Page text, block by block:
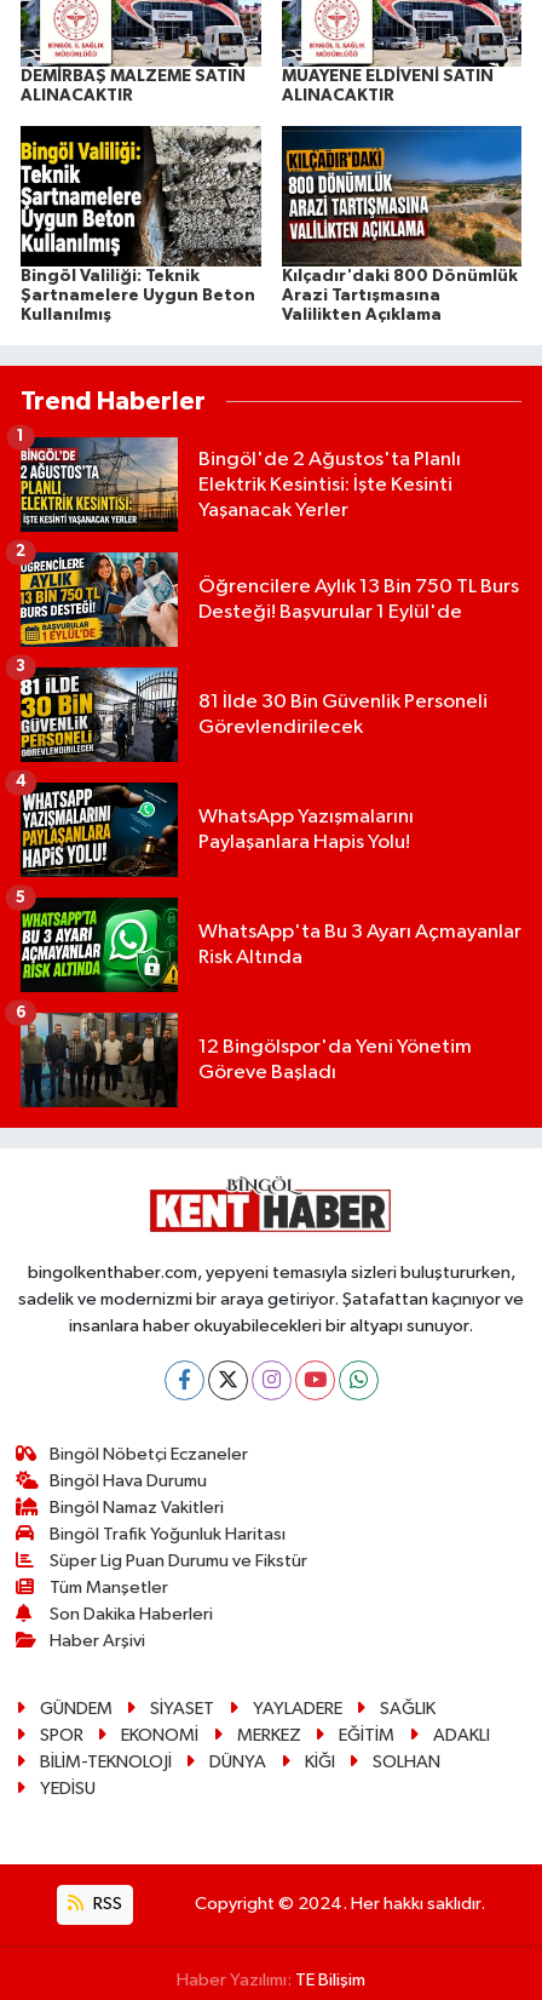
DEMİRBAŞ MALZEME SATIN
ALINACAKTIR
MUAYENE ELDİVENİ SATIN
ALINACAKTIR
Bingöl Valiliği: Teknik
Şartnamelere Uygun Beton
Kullanılmış
Kılçadır'daki 800 Dönümlük
Arazi Tartışmasına
Valilikten Açıklama
Trend Haberler
Bingöl'de 2 Ağustos'ta Planlı
Elektrik Kesintisi: İşte Kesinti
Yaşanacak Yerler
Öğrencilere Aylık 13 Bin 750 TL Burs
Desteği! Başvurular 1 Eylül'de
2
81 İlde 30 Bin Güvenlik Personeli
Görevlendirilecek
3
WhatsApp Yazışmalarını
Paylaşanlara Hapis Yolu!
4
WhatsApp'ta Bu 3 Ayarı Açmayanlar
Risk Altında
5
12 Bingölspor'da Yeni Yönetim
Göreve Başladı
6
bingolkenthaber.com, yepyeni temasıyla sizleri buluştururken,
sadelik ve modernizmi bir araya getiriyor. Şatafattan kaçınıyor ve
insanlara haber okuyabilecekleri bir altyapı sunuyor.
Bingöl Nöbetçi Eczaneler
Bingöl Hava Durumu
Bingöl Namaz Vakitleri
Bingöl Trafik Yoğunluk Haritası
Süper Lig Puan Durumu ve Fikstür
Tüm Manşetler
Son Dakika Haberleri
Haber Arşivi
GÜNDEM SİYASET YAYLADERE
SAĞLIK
SPOR
EKONOMİ MERKEZ EĞİTİM
ADAKLI
BİLİM-TEKNOLOJİ
DÜNYA KİĞI
SOLHAN
YEDİSU
RSS Copyright © 2024. Her hakkı saklıdır.
Haber Yazılımı: TE Bilişim